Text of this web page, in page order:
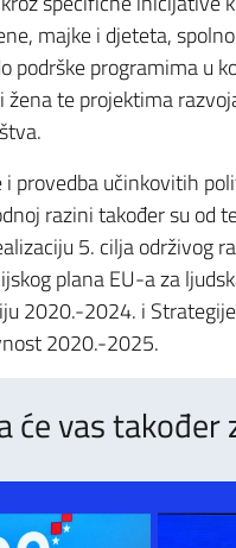
majke i djeteta,
podrške programima u
žena te projektima
provedba učinkovitih
razini također su od
5. cilja održivog
plana EU-a za
2020.-2024. i
2020.-2025.
će vas također